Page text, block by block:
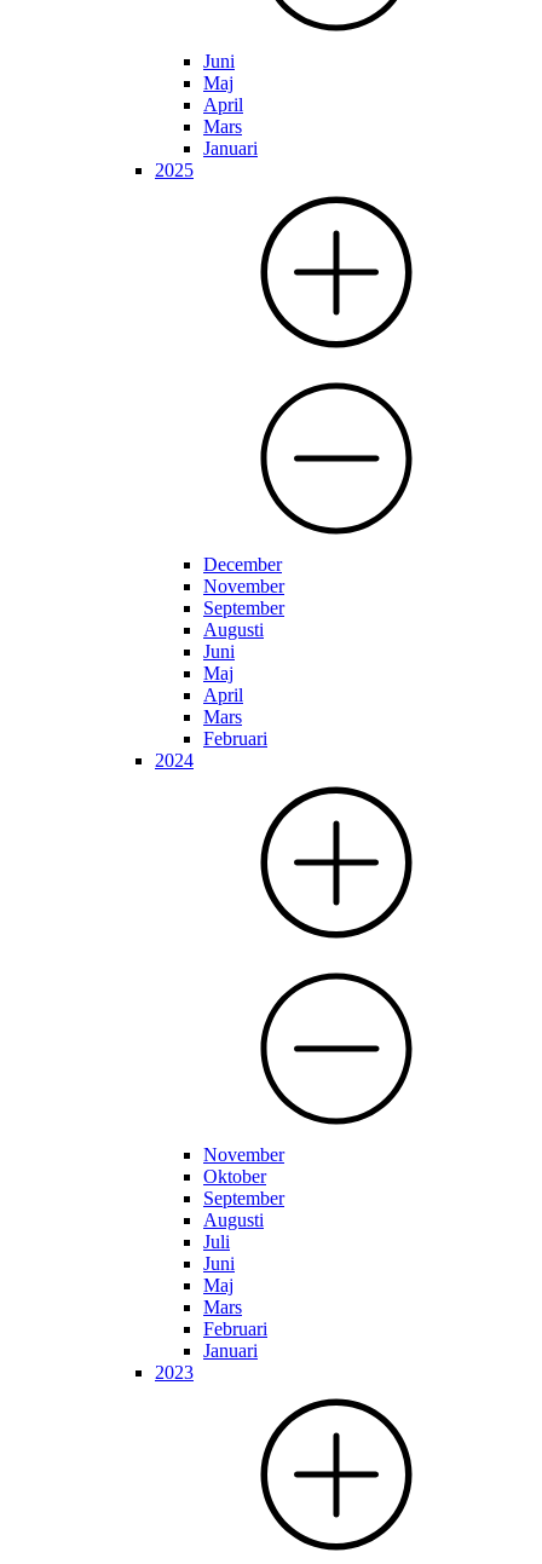
Juni
Maj
April
Mars
Januari
2025
December
November
September
Augusti
Juni
Maj
April
Mars
Februari
2024
November
Oktober
September
Augusti
Juli
Juni
Maj
Mars
Februari
Januari
2023